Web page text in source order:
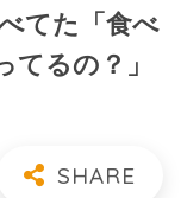
てた「食べ
るの？」